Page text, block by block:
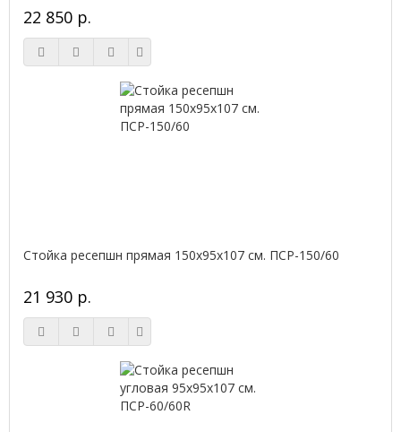
22 850 р.
Стойка ресепшн прямая 150х95х107 см. ПСР-150/60
21 930 р.